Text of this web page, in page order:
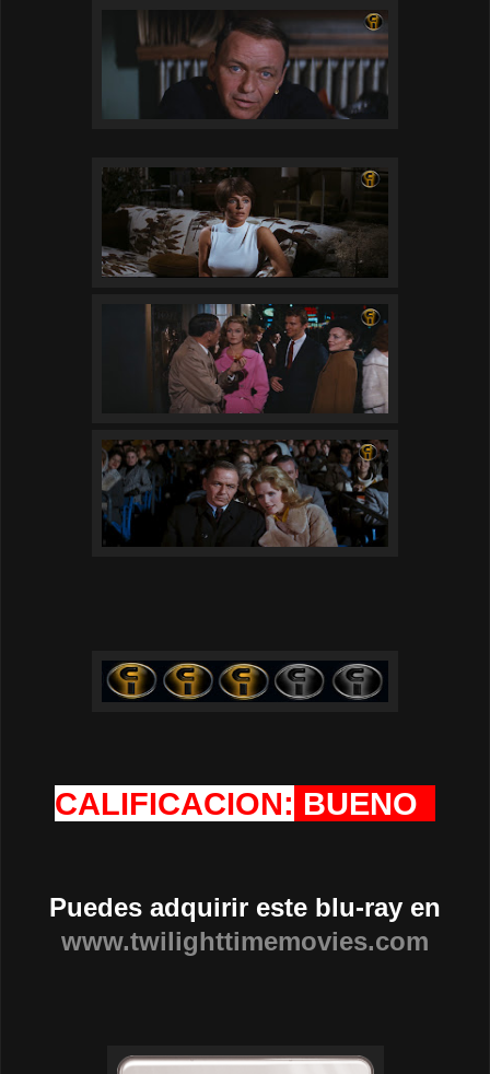
CALIFICACION: BUENO
Puedes adquirir este blu-ray en
www.twilighttimemovies.com